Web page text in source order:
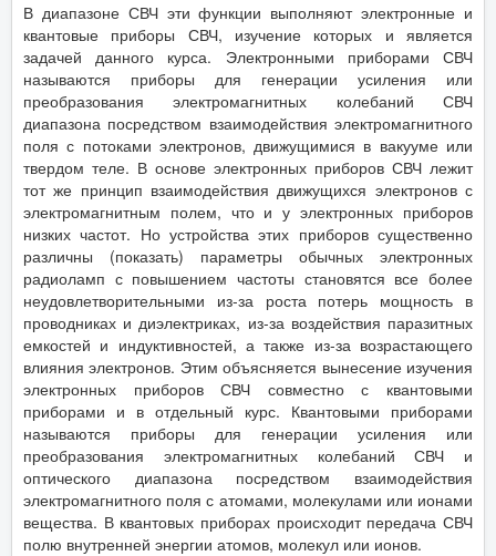
В диапазоне СВЧ эти функции выполняют электронные и
квантовые приборы СВЧ, изучение которых и является
задачей данного курса. Электронными приборами СВЧ
называются приборы для генерации усиления или
преобразования электромагнитных колебаний СВЧ
диапазона посредством взаимодействия электромагнитного
поля с потоками электронов, движущимися в вакууме или
твердом теле. В основе электронных приборов СВЧ лежит
тот же принцип взаимодействия движущихся электронов с
электромагнитным полем, что и у электронных приборов
низких частот. Но устройства этих приборов существенно
различны (показать) параметры обычных электронных
радиоламп с повышением частоты становятся все более
неудовлетворительными из-за роста потерь мощность в
проводниках и диэлектриках, из-за воздействия паразитных
емкостей и индуктивностей, а также из-за возрастающего
влияния электронов. Этим объясняется вынесение изучения
электронных приборов СВЧ совместно с квантовыми
приборами и в отдельный курс. Квантовыми приборами
называются приборы для генерации усиления или
преобразования электромагнитных колебаний СВЧ и
оптического диапазона посредством взаимодействия
электромагнитного поля с атомами, молекулами или ионами
вещества. В квантовых приборах происходит передача СВЧ
полю внутренней энергии атомов, молекул или ионов.